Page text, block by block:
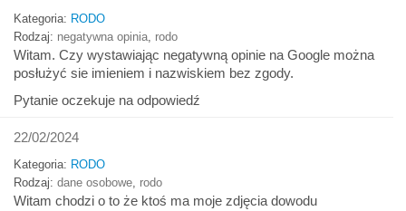
Kategoria: RODO
Rodzaj: negatywna opinia rodo
Witam. Czy wystawiając negatywną opinie na Google można
posłużyć sie imieniem i nazwiskiem bez zgody.
Pytanie oczekuje na odpowiedź
22/02/2024
Kategoria: RODO
Rodzaj: dane osobowe rodo
Witam chodzi o to że ktoś ma moje zdjęcia dowodu